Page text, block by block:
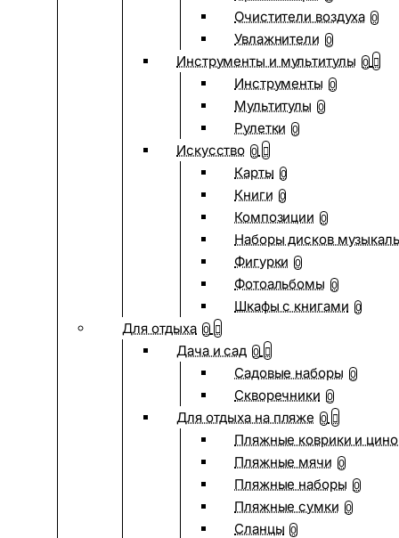
Очистители воздуха 0
Увлажнители 0
Инструменты и мультитулы 0
Инструменты 0
Мультитулы 0
Рулетки 0
Искусство 0
Карты 0
Книги 0
Композиции 0
Наборы дисков
Фигурки 0
Фотоальбомы 0
Шкафы с книгами 0
Для отдыха 0
Дача и сад 0
Садовые наборы 0
Скворечники 0
Для отдыха на пляже 0
Пляжные коврики и
Пляжные мячи 0
Пляжные наборы 0
Пляжные сумки 0
Сланцы 0